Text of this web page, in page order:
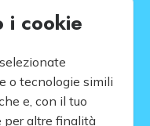
Ombrelloni e
i cookie
o tecnologie simili
e, con il tuo
per altre finalità